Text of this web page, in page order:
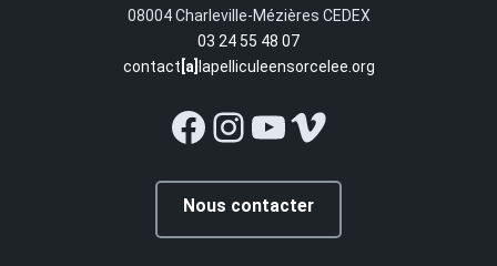
08004 Charleville-Mézières CEDEX
03 24 55 48 07
contact [a] lapelliculeensorcelee.org
Facebook
Instagram
YouTube
Vimeo
Nous contacter